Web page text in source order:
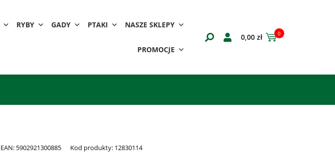
RYBY GADY PTAKI NASZE SKLEPY
PROMOCJE
0,00 zł 0
EAN: 5902921300885 Kod produkty: 12830114